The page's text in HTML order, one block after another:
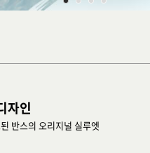
자인
반스의 오리지널 실루엣